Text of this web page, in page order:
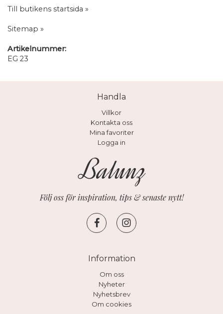
Till butikens startsida »
Sitemap »
Artikelnummer:
EG 23
Handla
Villkor
Kontakta oss
Mina favoriter
Logga in
Följ oss för inspiration, tips & senaste nytt!
Information
Om oss
Nyheter
Nyhetsbrev
Om cookies